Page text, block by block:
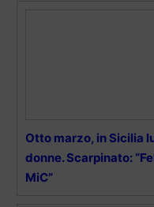
Otto marzo, in Sicilia
donne. Scarpinato:
MiC”